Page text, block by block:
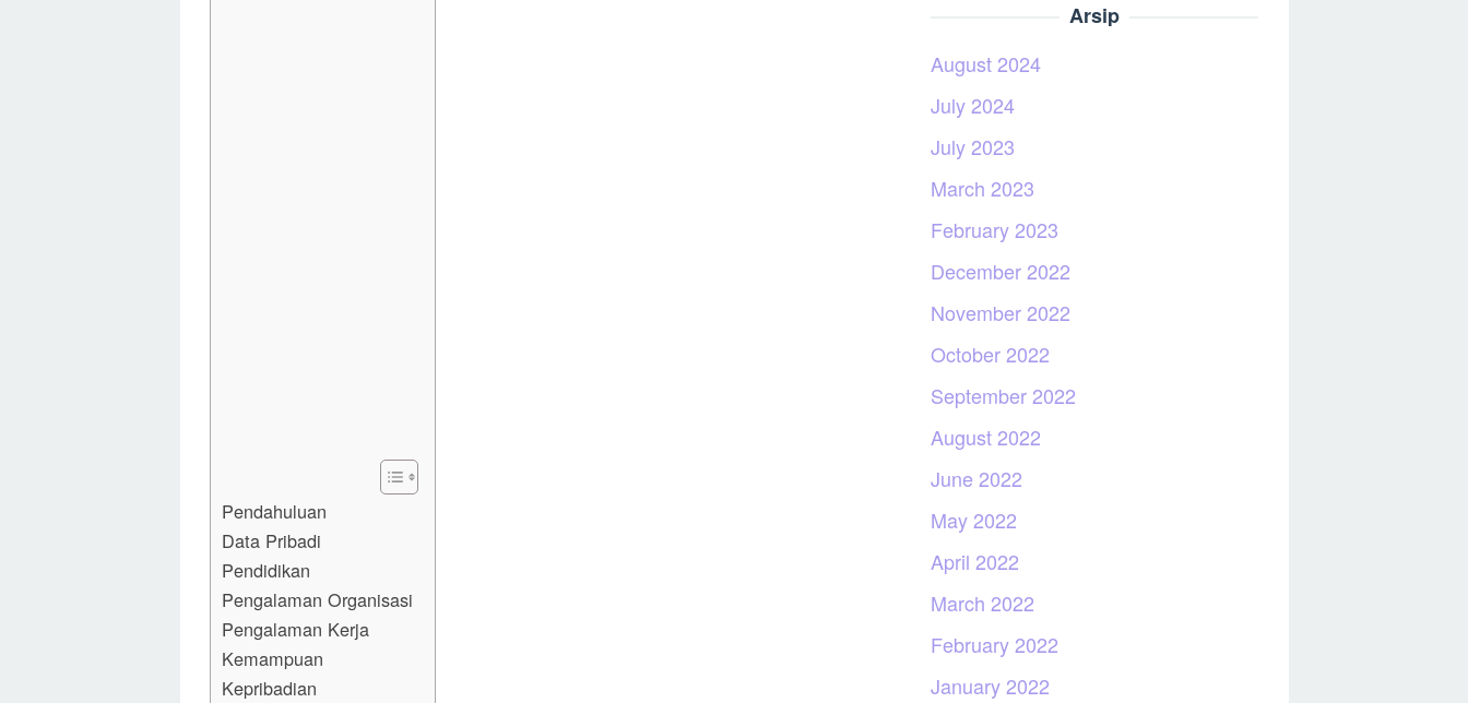
Pendahuluan
Data Pribadi
Pendidikan
Pengalaman Organisasi
Pengalaman Kerja
Kemampuan
Kepribadian
Arsip
August 2024
July 2024
July 2023
March 2023
February 2023
December 2022
November 2022
October 2022
September 2022
August 2022
June 2022
May 2022
April 2022
March 2022
February 2022
January 2022